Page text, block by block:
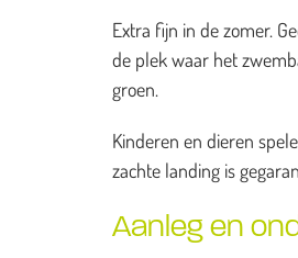
Extra fijn in de zomer.
de plek waar het
groen.
Kinderen en dieren
zachte landing is
Aanleg en